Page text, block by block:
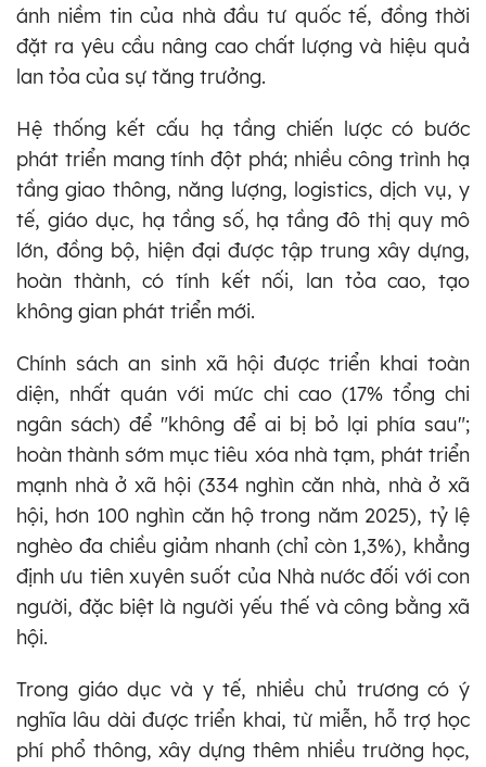
ánh niềm tin của nhà đầu tư quốc tế, đồng thời
đặt ra yêu cầu nâng cao chất lượng và hiệu quả
lan tỏa của sự tăng trưởng.
Hệ thống kết cấu hạ tầng chiến lược có bước
phát triển mang tính đột phá; nhiều công trình hạ
tầng giao thông, năng lượng, logistics, dịch vụ, y
tế, giáo dục, hạ tầng số, hạ tầng đô thị quy mô
lớn, đồng bộ, hiện đại được tập trung xây dựng,
hoàn thành, có tính kết nối, lan tỏa cao, tạo
không gian phát triển mới.
Chính sách an sinh xã hội được triển khai toàn
diện, nhất quán với mức chi cao (17% tổng chi
ngân sách) để "không để ai bị bỏ lại phía sau";
hoàn thành sớm mục tiêu xóa nhà tạm, phát triển
mạnh nhà ở xã hội (334 nghìn căn nhà, nhà ở xã
hội, hơn 100 nghìn căn hộ trong năm 2025), tỷ lệ
nghèo đa chiều giảm nhanh (chỉ còn 1,3%), khẳng
định ưu tiên xuyên suốt của Nhà nước đối với con
người, đặc biệt là người yếu thế và công bằng xã
hội.
Trong giáo dục và y tế, nhiều chủ trương có ý
nghĩa lâu dài được triển khai, từ miễn, hỗ trợ học
phí phổ thông, xây dựng thêm nhiều trường học,